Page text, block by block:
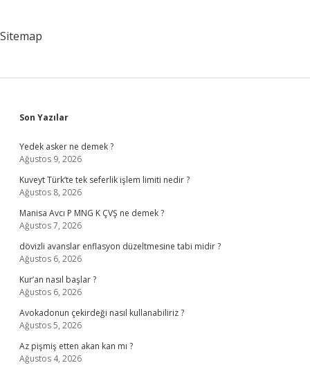
Sitemap
Sidebar
Son Yazılar
Yedek asker ne demek ?
Ağustos 9, 2026
Kuveyt Türk’te tek seferlik işlem limiti nedir ?
Ağustos 8, 2026
Manisa Avcı P MNG K ÇVŞ ne demek ?
Ağustos 7, 2026
dövizli avanslar enflasyon düzeltmesine tabi midir ?
Ağustos 6, 2026
Kur’an nasıl başlar ?
Ağustos 6, 2026
Avokadonun çekirdeği nasıl kullanabiliriz ?
Ağustos 5, 2026
Az pişmiş etten akan kan mı ?
Ağustos 4, 2026